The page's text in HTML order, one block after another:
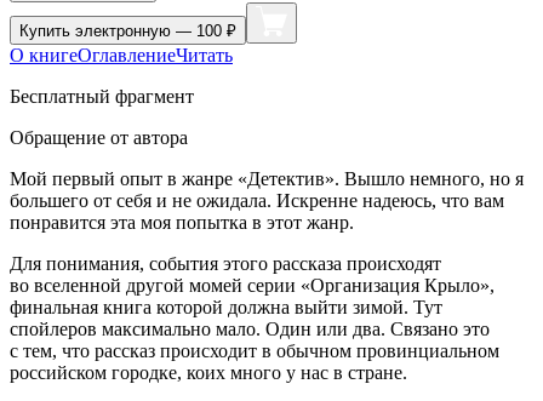
Купить электронную — 100 ₽
О книгеОглавлениеЧитать
Бесплатный фрагмент
Обращение от автора
Мой первый опыт в жанре «Детектив». Вышло немного, но я
большего от себя и не ожидала. Искренне надеюсь, что вам
понравится эта моя попытка в этот жанр.
Для понимания, события этого рассказа происходят
во вселенной другой момей серии «Организация Крыло»,
финальная книга которой должна выйти зимой. Тут
спойлеров максимально мало. Один или два. Связано это
с тем, что рассказ происходит в обычном провинциальном
российском городке, коих много у нас в стране.